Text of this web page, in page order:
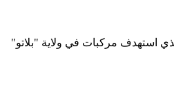
استهدف مركبات في ولاية "بلاتو"